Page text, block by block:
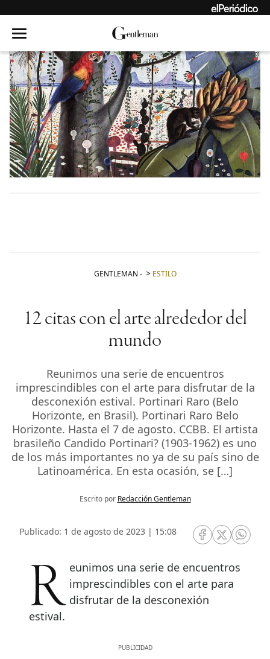
GENTLEMAN - ESTILO
12 citas con el arte alrededor del
mundo
Reunimos una serie de encuentros
imprescindibles con el arte para disfrutar de la
desconexión estival. Portinari Raro (Belo
Horizonte, en Brasil). Portinari Raro Belo
Horizonte. Hasta el 7 de agosto. CCBB. El artista
brasileño Candido Portinari? (1903-1962) es uno
de los más importantes no ya de su país sino de
Latinoamérica. En esta ocasión, se […]
Escrito por Redacción Gentleman
Publicado: 1 de agosto de 2023 | 15:08
RRSS Facebook
RRSSRRSS
Reunimos una serie de encuentros imprescindibles con el arte para
disfrutar de la desconexión
estival.